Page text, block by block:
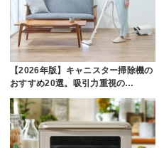
【2026年版】キャニスター掃除機の
おすすめ20選。吸引力重視の…